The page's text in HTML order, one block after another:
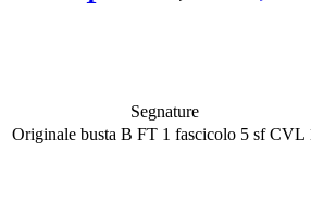
Segnature
Originale busta B FT 1 fascicolo 5 sfCVL